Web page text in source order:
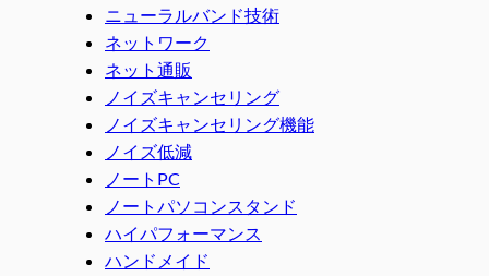
ニューラルバンド技術
ネットワーク
ネット通販
ノイズキャンセリング
ノイズキャンセリング機能
ノイズ低減
ノートPC
ノートパソコンスタンド
ハイパフォーマンス
ハンドメイド